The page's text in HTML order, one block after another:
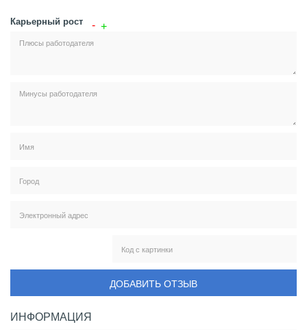
Карьерный рост
ДОБАВИТЬ ОТЗЫВ
ИНФОРМАЦИЯ